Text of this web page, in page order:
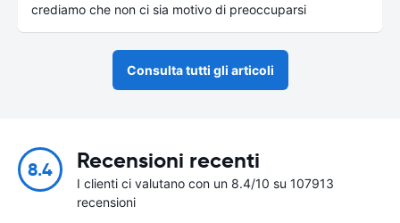
crediamo che non ci sia motivo di preoccuparsi
Consulta tutti gli articoli
8.4 Recensioni recenti
I clienti ci valutano con un 8.4/10 su 107913
recensioni